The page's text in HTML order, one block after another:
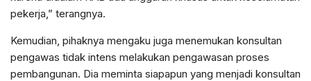
pekerja,” terangnya.
Kemudian, pihaknya mengaku juga menemukan konsultan
pengawas tidak intens melakukan pengawasan proses
pembangunan. Dia meminta siapapun yang menjadi konsultan